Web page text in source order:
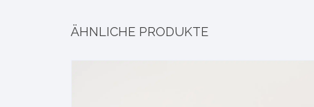
ÄHNLICHE PRODUKTE